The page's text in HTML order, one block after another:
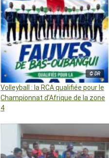
© DR
Volleyball : la RCA qualifiée pour le
Championnat d’Afrique de la zone
4